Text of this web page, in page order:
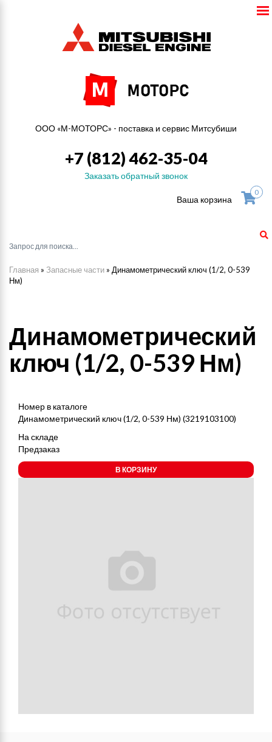
ООО «М-МОТОРС» - поставка и сервис Митсубиши
+7 (812) 462-35-04
Заказать обратный звонок
Ваша корзина
0
Главная » Запасные части » Динамометрический ключ (1/2, 0-539
Нм)
Динамометрический
ключ (1/2, 0-539 Нм)
Номер в каталоге
Динамометрический ключ (1/2, 0-539 Нм) (3219103100)
На складе
Предзаказ
В КОРЗИНУ